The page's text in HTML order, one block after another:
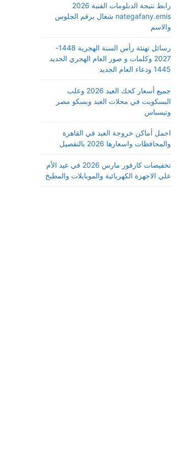
رابط نتيجة الدبلومات الفنية 2026
nategafany.emis شغال برقم الجلوس
والاسم
رسائل تهنئة رأس السنة الهجرية 1448-
2027 وكلمات و صور العام الهجري الجديد
1445 ودعاء العام الجديد
جميع أسعار كحك العيد 2026 وعلب
البسكويت في محلات العبد وبسكو مصر
وتيسباس
اجمل أماكن خروجة العيد في القاهرة
والمحافظات واسعارها 2026 بالتفصيل
تخفيضات كارفور مارس 2026 في عيد الأم
علي الاجهزة الكهربائية والموبايلات والمطبخ